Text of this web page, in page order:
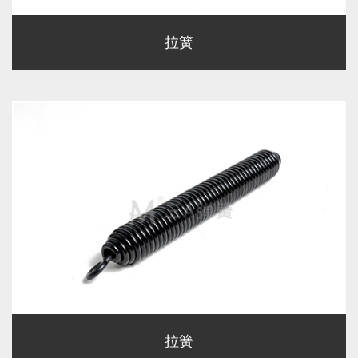
拉簧
拉簧